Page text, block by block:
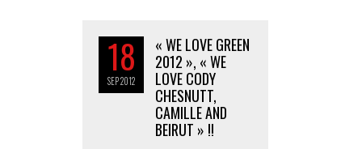
18
SEP2012
« WE LOVE GREEN
2012 », « WE
LOVE CODY
CHESNUTT,
CAMILLE AND
BEIRUT » !!